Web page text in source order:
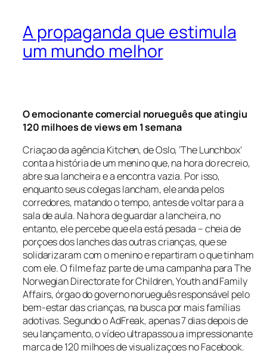
A propaganda que estimula
um mundo melhor
O emocionante comercial norueguês que atingiu
120 milhoes de views em 1 semana
Criaçao da agência Kitchen, de Oslo, ‘The Lunchbox’
conta a história de um menino que, na hora do recreio,
abre sua lancheira e a encontra vazia. Por isso,
enquanto seus colegas lancham, ele anda pelos
corredores, matando o tempo, antes de voltar para a
sala de aula. Na hora de guardar a lancheira, no
entanto, ele percebe que ela está pesada – cheia de
porçoes dos lanches das outras crianças, que se
solidarizaram com o menino e repartiram o que tinham
com ele. O filme faz parte de uma campanha para The
Norwegian Directorate for Children, Youth and Family
Affairs, órgao do governo norueguês responsável pelo
bem-estar das crianças, na busca por mais famílias
adotivas. Segundo o AdFreak, apenas 7 dias depois de
seu lançamento, o vídeo ultrapassou a impressionante
marca de 120 milhoes de visualizaçoes no Facebook.